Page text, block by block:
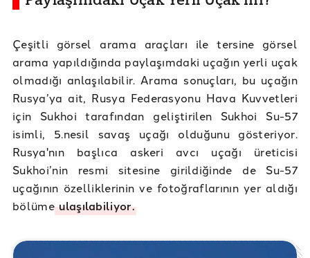
Çeşitli görsel arama araçları ile tersine görsel
arama yapıldığında paylaşımdaki uçağın yerli uçak
olmadığı anlaşılabilir. Arama sonuçları, bu uçağın
Rusya’ya ait, Rusya Federasyonu Hava Kuvvetleri
için Sukhoi tarafından geliştirilen Sukhoi Su-57
isimli, 5.nesil savaş uçağı olduğunu gösteriyor.
Rusya'nın başlıca askeri avcı uçağı üreticisi
Sukhoi’nin resmi sitesine girildiğinde de Su-57
uçağının özelliklerinin ve fotoğraflarının yer aldığı
bölümeulaşılabiliyor.